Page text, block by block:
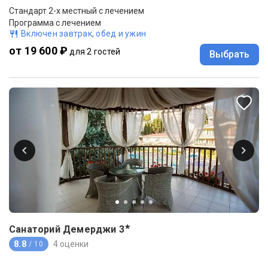
Стандарт 2-х местный с лечением
Программа с лечением
Включен завтрак, обед и ужин
от 19 600 ₽ для 2 гостей Выбрать
Санаторий Демерджи 3★
8.8 / 10 4 оценки